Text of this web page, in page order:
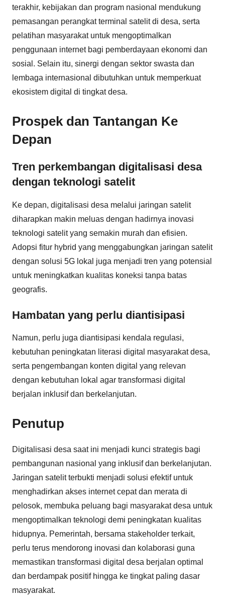
terakhir, kebijakan dan program nasional mendukung
pemasangan perangkat terminal satelit di desa, serta
pelatihan masyarakat untuk mengoptimalkan
penggunaan internet bagi pemberdayaan ekonomi dan
sosial. Selain itu, sinergi dengan sektor swasta dan
lembaga internasional dibutuhkan untuk memperkuat
ekosistem digital di tingkat desa.
Prospek dan Tantangan Ke
Depan
Tren perkembangan digitalisasi desa
dengan teknologi satelit
Ke depan, digitalisasi desa melalui jaringan satelit
diharapkan makin meluas dengan hadirnya inovasi
teknologi satelit yang semakin murah dan efisien.
Adopsi fitur hybrid yang menggabungkan jaringan satelit
dengan solusi 5G lokal juga menjadi tren yang potensial
untuk meningkatkan kualitas koneksi tanpa batas
geografis.
Hambatan yang perlu diantisipasi
Namun, perlu juga diantisipasi kendala regulasi,
kebutuhan peningkatan literasi digital masyarakat desa,
serta pengembangan konten digital yang relevan
dengan kebutuhan lokal agar transformasi digital
berjalan inklusif dan berkelanjutan.
Penutup
Digitalisasi desa saat ini menjadi kunci strategis bagi
pembangunan nasional yang inklusif dan berkelanjutan.
Jaringan satelit terbukti menjadi solusi efektif untuk
menghadirkan akses internet cepat dan merata di
pelosok, membuka peluang bagi masyarakat desa untuk
mengoptimalkan teknologi demi peningkatan kualitas
hidupnya. Pemerintah, bersama stakeholder terkait,
perlu terus mendorong inovasi dan kolaborasi guna
memastikan transformasi digital desa berjalan optimal
dan berdampak positif hingga ke tingkat paling dasar
masyarakat.